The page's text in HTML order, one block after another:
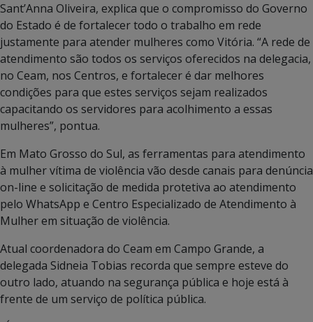
Sant’Anna Oliveira, explica que o compromisso do Governo
do Estado é de fortalecer todo o trabalho em rede
justamente para atender mulheres como Vitória. “A rede de
atendimento são todos os serviços oferecidos na delegacia,
no Ceam, nos Centros, e fortalecer é dar melhores
condições para que estes serviços sejam realizados
capacitando os servidores para acolhimento a essas
mulheres”, pontua.
Em Mato Grosso do Sul, as ferramentas para atendimento
à mulher vítima de violência vão desde canais para denúncia
on-line e solicitação de medida protetiva ao atendimento
pelo WhatsApp e Centro Especializado de Atendimento à
Mulher em situação de violência.
Atual coordenadora do Ceam em Campo Grande, a
delegada Sidneia Tobias recorda que sempre esteve do
outro lado, atuando na segurança pública e hoje está à
frente de um serviço de política pública.